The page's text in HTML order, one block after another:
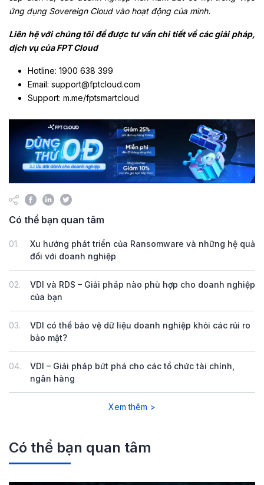
ứng dụng Sovereign Cloud vào hoạt động của mình.
Liên hệ với chúng tôi để được tư vấn chi tiết về các giải pháp,
dịch vụ của FPT Cloud
Hotline: 1900 638 399
Email: support@fptcloud.com
Support: m.me/fptsmartcloud
Có thể bạn quan tâm
01.
Xu hướng phát triển của Ransomware và những hệ quả
đối với doanh nghiệp
02.
VDI và RDS – Giải pháp nào phù hợp cho doanh nghiệp
của bạn
03.
VDI có thể bảo vệ dữ liệu doanh nghiệp khỏi các rủi ro
bảo mật?
04.
VDI – Giải pháp bứt phá cho các tổ chức tài chính,
ngân hàng
Xem thêm >
Có thể bạn quan tâm